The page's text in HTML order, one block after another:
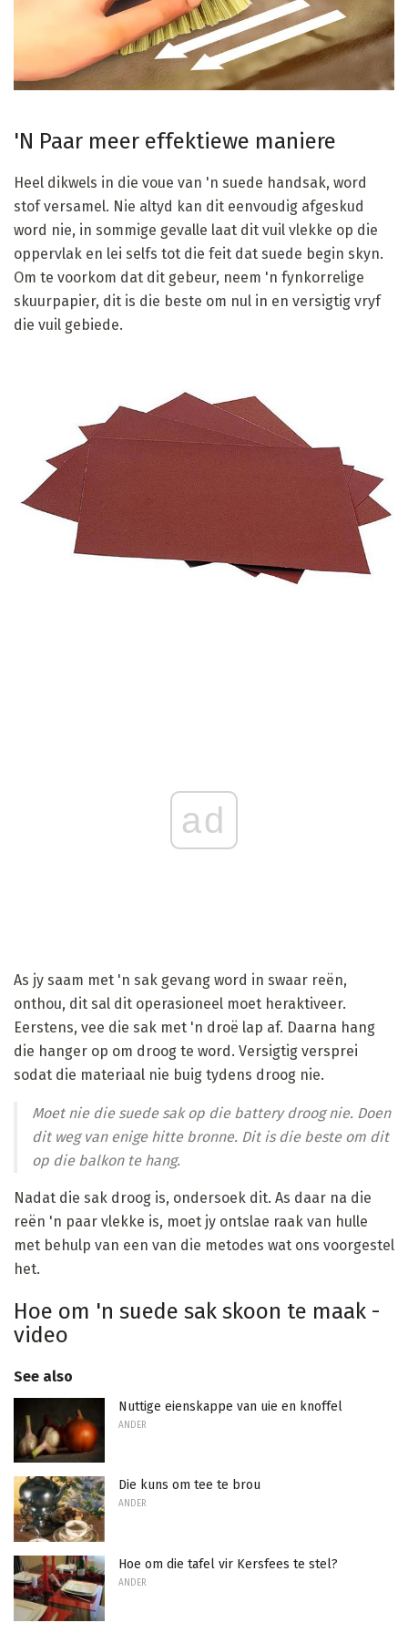
'N Paar meer effektiewe maniere
Heel dikwels in die voue van 'n suede handsak, word
stof versamel. Nie altyd kan dit eenvoudig afgeskud
word nie, in sommige gevalle laat dit vuil vlekke op die
oppervlak en lei selfs tot die feit dat suede begin skyn.
Om te voorkom dat dit gebeur, neem 'n fynkorrelige
skuurpapier, dit is die beste om nul in en versigtig vryf
die vuil gebiede.
ad
As jy saam met 'n sak gevang word in swaar reën,
onthou, dit sal dit operasioneel moet heraktiveer.
Eerstens, vee die sak met 'n droë lap af. Daarna hang
die hanger op om droog te word. Versigtig versprei
sodat die materiaal nie buig tydens droog nie.
Moet nie die suede sak op die battery droog nie. Doen
dit weg van enige hitte bronne. Dit is die beste om dit
op die balkon te hang.
Nadat die sak droog is, ondersoek dit. As daar na die
reën 'n paar vlekke is, moet jy ontslae raak van hulle
met behulp van een van die metodes wat ons voorgestel
het.
Hoe om 'n suede sak skoon te maak -
video
See also
Nuttige eienskappe van uie en knoffel
ANDER
Die kuns om tee te brou
ANDER
Hoe om die tafel vir Kersfees te stel?
ANDER